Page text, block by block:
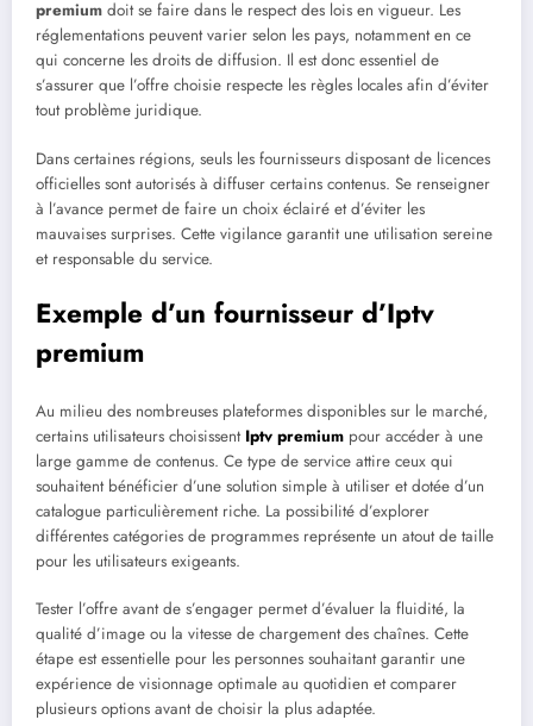
premium doit se faire dans le respect des lois en vigueur. Les
réglementations peuvent varier selon les pays, notamment en ce
qui concerne les droits de diffusion. Il est donc essentiel de
s’assurer que l’offre choisie respecte les règles locales afin d’éviter
tout problème juridique.
Dans certaines régions, seuls les fournisseurs disposant de licences
officielles sont autorisés à diffuser certains contenus. Se renseigner
à l’avance permet de faire un choix éclairé et d’éviter les
mauvaises surprises. Cette vigilance garantit une utilisation sereine
et responsable du service.
Exemple d’un fournisseur d’Iptv
premium
Au milieu des nombreuses plateformes disponibles sur le marché,
certains utilisateurs choisissent Iptv premium pour accéder à une
large gamme de contenus. Ce type de service attire ceux qui
souhaitent bénéficier d’une solution simple à utiliser et dotée d’un
catalogue particulièrement riche. La possibilité d’explorer
différentes catégories de programmes représente un atout de taille
pour les utilisateurs exigeants.
Tester l’offre avant de s’engager permet d’évaluer la fluidité, la
qualité d’image ou la vitesse de chargement des chaînes. Cette
étape est essentielle pour les personnes souhaitant garantir une
expérience de visionnage optimale au quotidien et comparer
plusieurs options avant de choisir la plus adaptée.